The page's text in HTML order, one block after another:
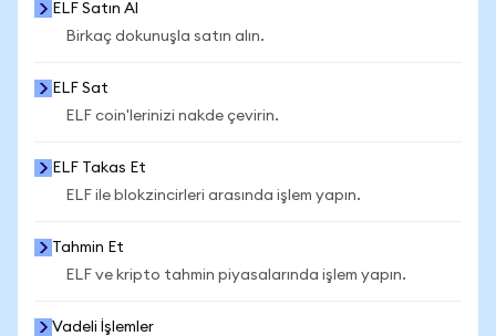
ELF Satın Al
Birkaç dokunuşla satın alın.
ELF Sat
ELF coin'lerinizi nakde çevirin.
ELF Takas Et
ELF ile blokzincirleri arasında işlem yapın.
Tahmin Et
ELF ve kripto tahmin piyasalarında işlem yapın.
Vadeli İşlemler